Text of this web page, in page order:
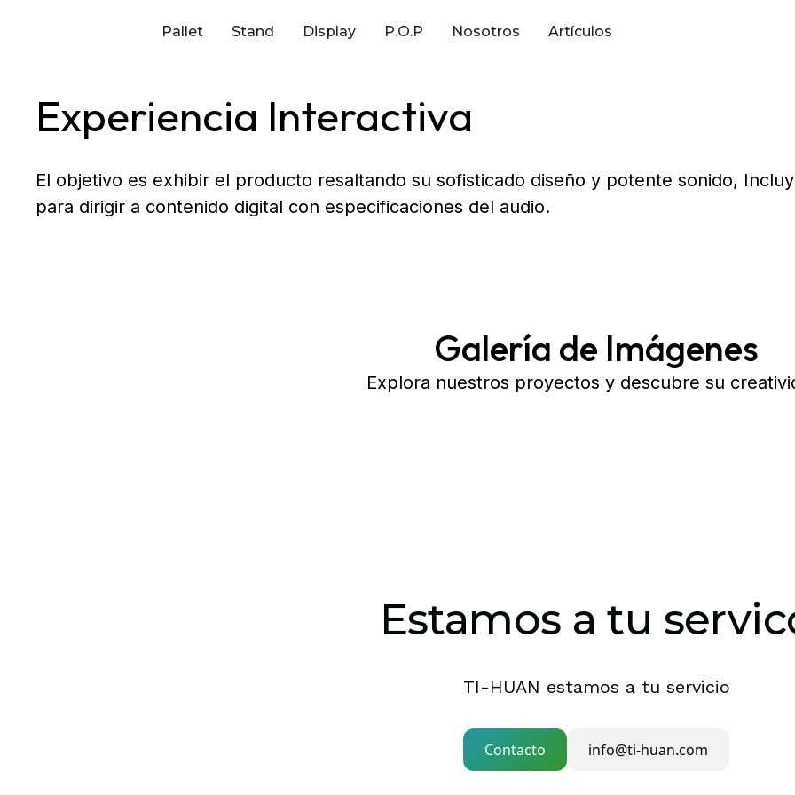
Pallet Stand Display P.O.P Nosotros Artículos
Experiencia Interactiva
El objetivo es exhibir el producto resaltando su sofisticado diseño y potente sonido,
para dirigir a contenido digital con especificaciones del audio.
Galería de Imágenes
Explora nuestros proyectos y descubre su
Estamos a tu
TI-HUAN estamos a tu servicio
Contacto info@ti-huan.com